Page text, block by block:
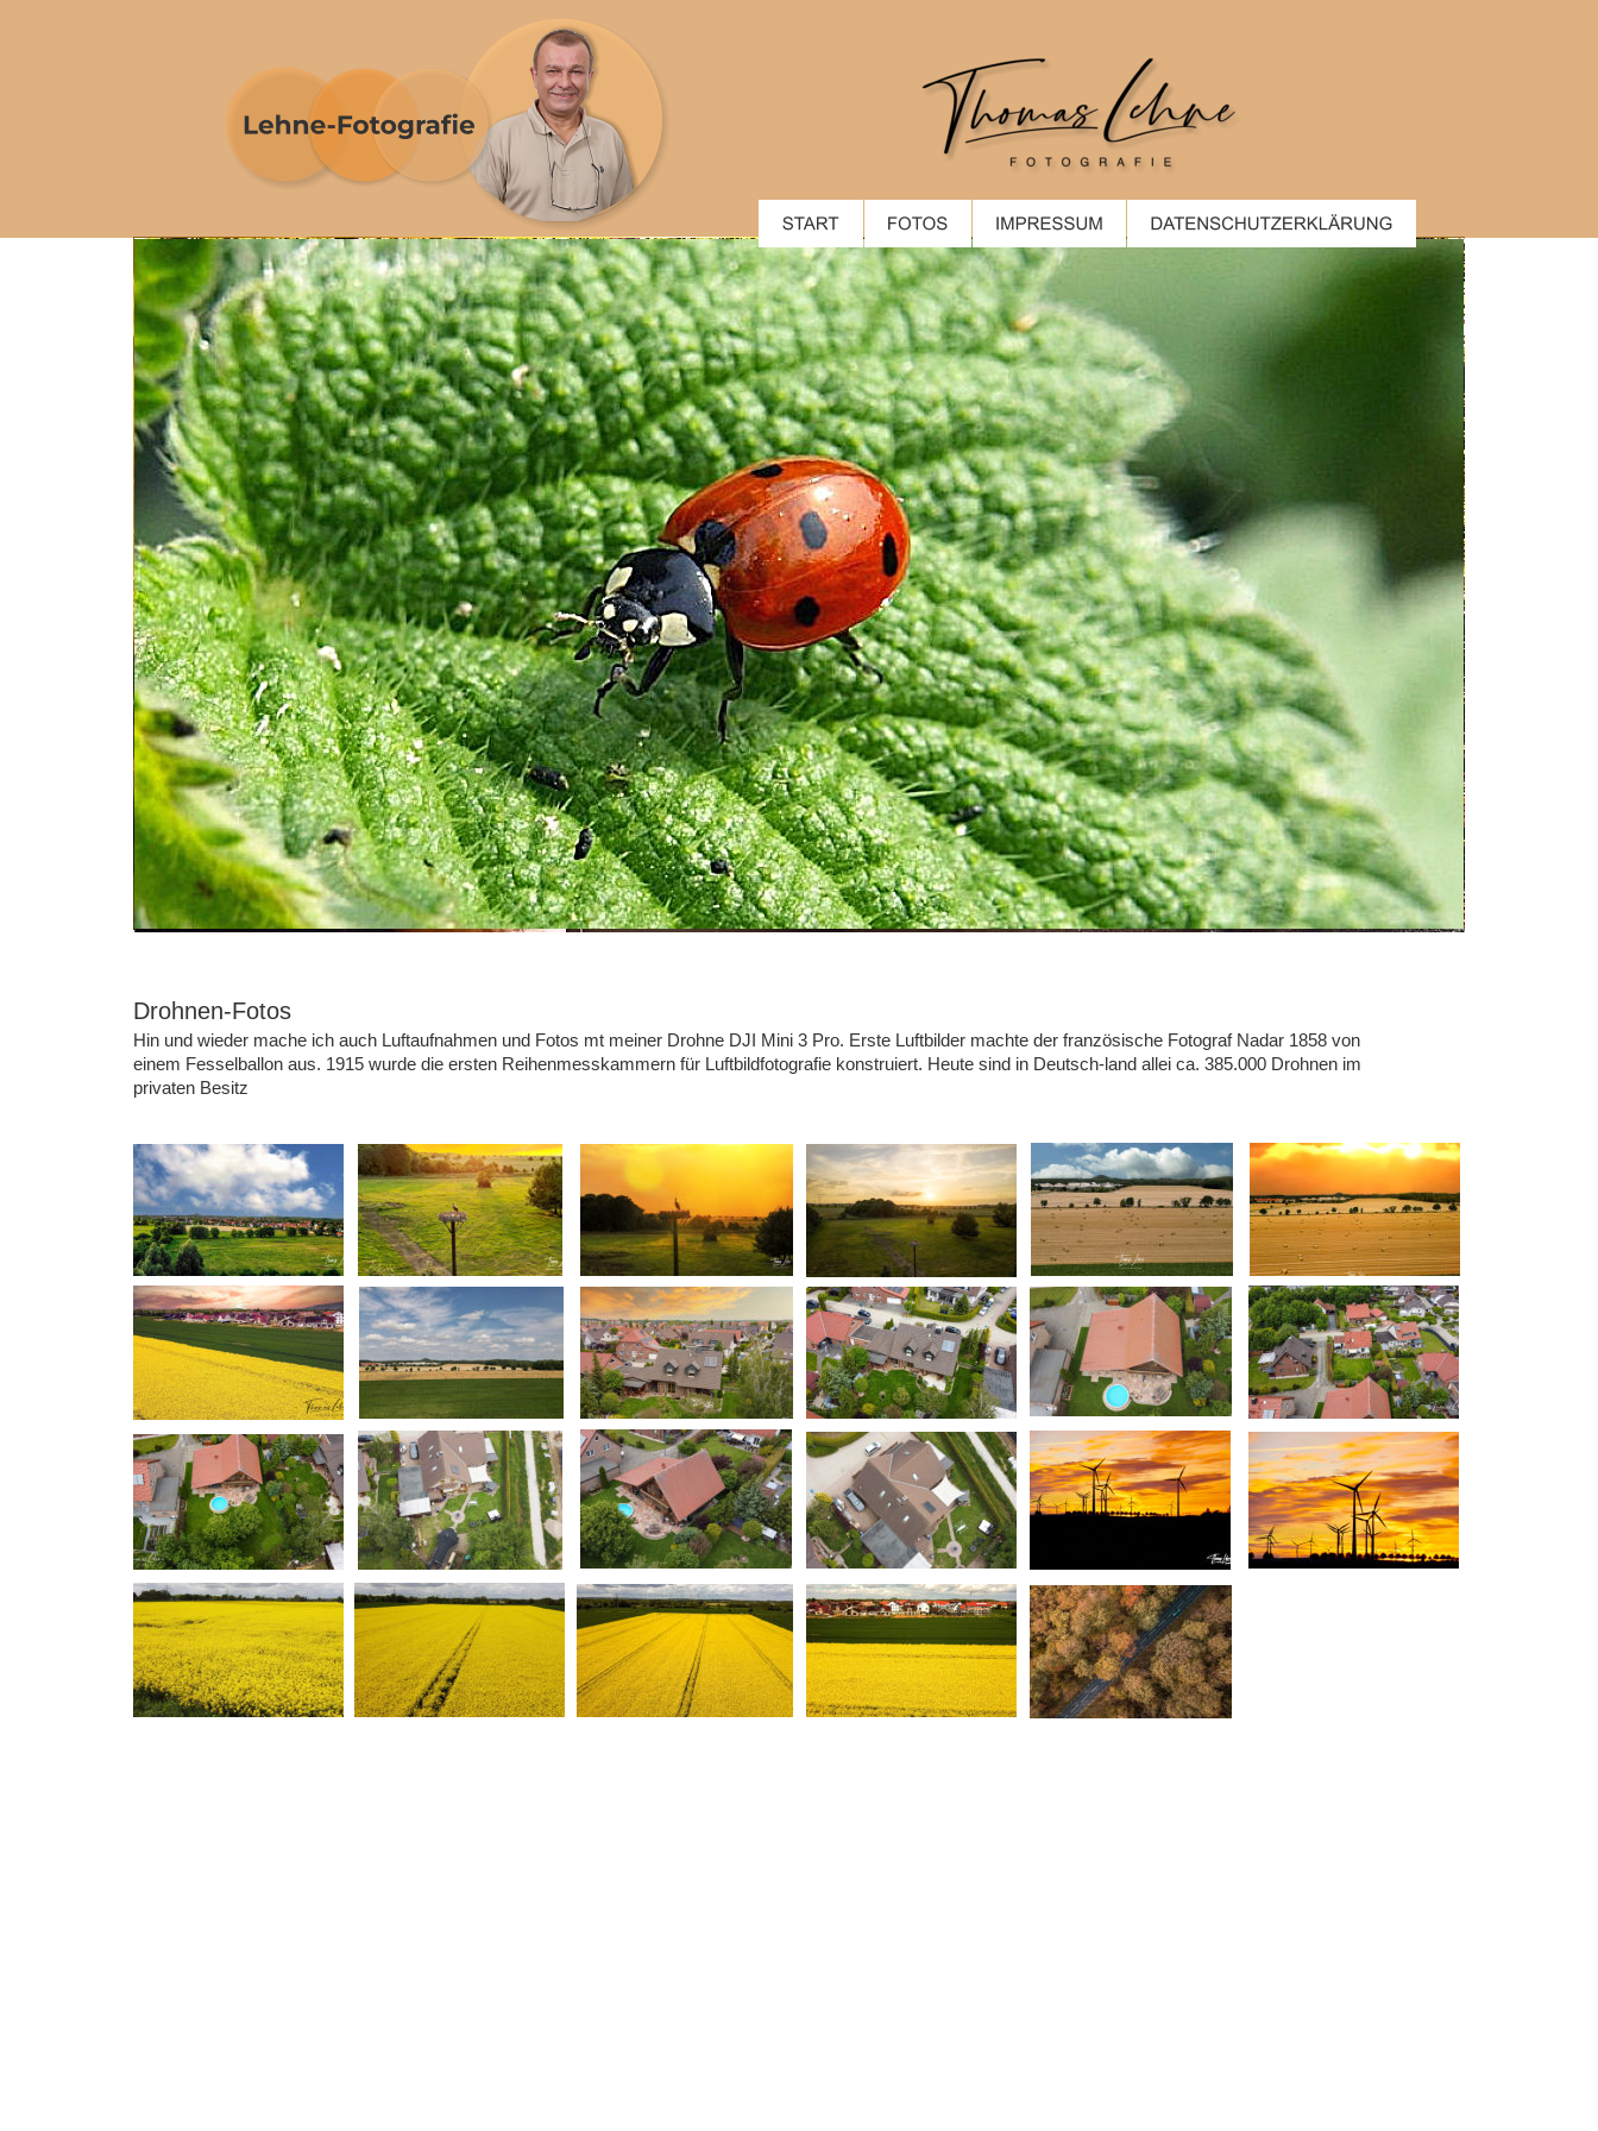
Drohnen-Fotos
Hin und wieder mache ich auch Luftaufnahmen und Fotos mt meiner Drohne DJI Mini 3 Pro. Erste Luftbilder machte der französische Fotograf Nadar 1858 von
einem Fesselballon aus. 1915 wurde die ersten Reihenmesskammern für Luftbildfotografie konstruiert. Heute sind in Deutsch-land allei ca. 385.000 Drohnen im
privaten Besitz